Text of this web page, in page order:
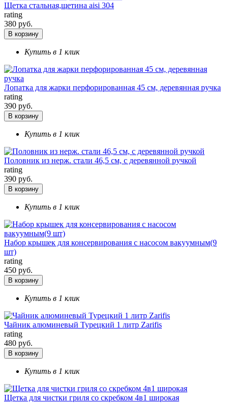
Щетка стальная,щетина aisi 304
rating
380 руб.
В корзину
Купить в 1 клик
Лопатка для жарки перфорированная 45 см, деревянная ручка
rating
390 руб.
В корзину
Купить в 1 клик
Половник из нерж. стали 46,5 см, с деревянной ручкой
rating
390 руб.
В корзину
Купить в 1 клик
Набор крышек для консервирования с насосом вакуумным(9
шт)
rating
450 руб.
В корзину
Купить в 1 клик
Чайник алюминевый Турецкий 1 литр Zarifis
rating
480 руб.
В корзину
Купить в 1 клик
Щетка для чистки гриля со скребком 4в1 широкая